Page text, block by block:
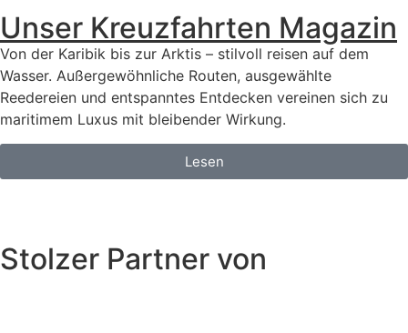
Unser Kreuzfahrten Magazin
Von der Karibik bis zur Arktis – stilvoll reisen auf dem
Wasser. Außergewöhnliche Routen, ausgewählte
Reedereien und entspanntes Entdecken vereinen sich zu
maritimem Luxus mit bleibender Wirkung.
Lesen
Stolzer Partner von